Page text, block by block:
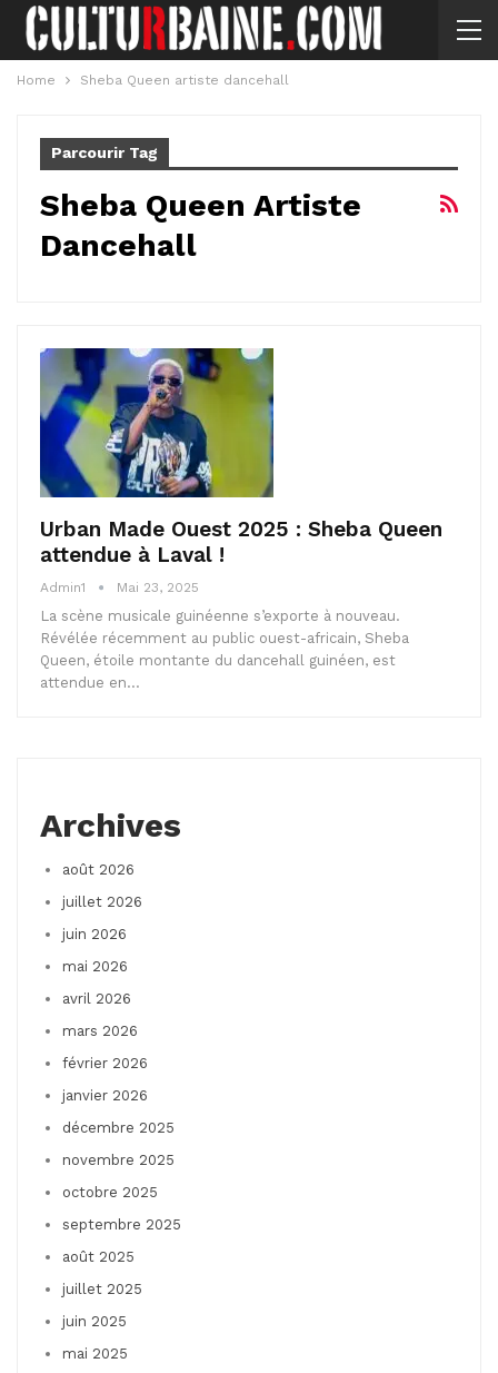
Home Sheba Queen artiste dancehall
Parcourir Tag
Sheba Queen Artiste
Dancehall
Urban Made Ouest 2025 : Sheba Queen
attendue à Laval !
Admin1 Mai 23, 2025
La scène musicale guinéenne s’exporte à nouveau.
Révélée récemment au public ouest-africain, Sheba
Queen, étoile montante du dancehall guinéen, est
attendue en…
Archives
août 2026
juillet 2026
juin 2026
mai 2026
avril 2026
mars 2026
février 2026
janvier 2026
décembre 2025
novembre 2025
octobre 2025
septembre 2025
août 2025
juillet 2025
juin 2025
mai 2025